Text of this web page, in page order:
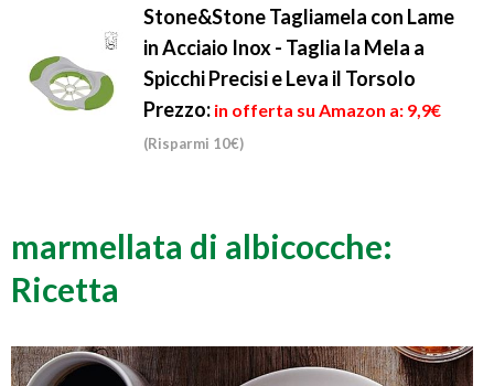
Stone&Stone Tagliamela con Lame
in Acciaio Inox - Taglia la Mela a
Spicchi Precisi e Leva il Torsolo
Prezzo: in offerta su Amazon a: 9,9€
(Risparmi 10€)
marmellata di albicocche:
Ricetta